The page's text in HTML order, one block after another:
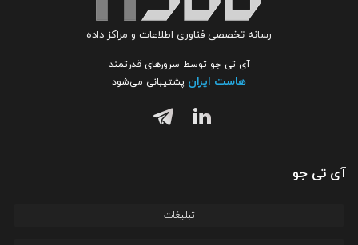
رسانه تخصصی فناوری اطلاعات و مراکز داده
آی تی جو توسط سرورهای قدرتمند
هاست ایران پشتیبانی می‌شود
آی تی جو
تبلیغات